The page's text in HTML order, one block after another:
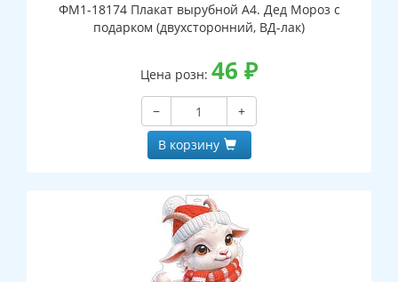
ФМ1-18174 Плакат вырубной А4. Дед Мороз с
подарком (двухсторонний, ВД-лак)
Цена розн: 46 ₽
−
+
В корзину